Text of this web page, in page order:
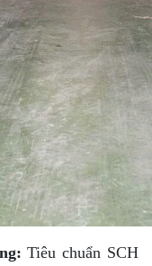
Tiêu chuẩn SCH